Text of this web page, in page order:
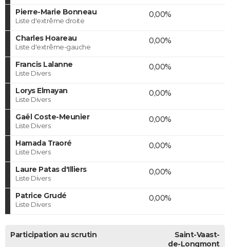
Pierre-Marie Bonneau
Liste d'extrême droite
0,00%
Charles Hoareau
Liste d'extrême-gauche
0,00%
Francis Lalanne
Liste Divers
0,00%
Lorys Elmayan
Liste Divers
0,00%
Gaël Coste-Meunier
Liste Divers
0,00%
Hamada Traoré
Liste Divers
0,00%
Laure Patas d'Illiers
Liste Divers
0,00%
Patrice Grudé
Liste Divers
0,00%
Participation au scrutin
Saint-Vaast-
de-Longmont